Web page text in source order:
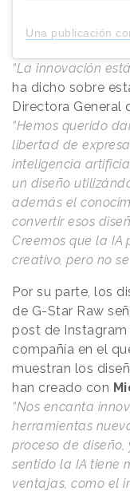
Una publicación
“La innovación
ha dicho sobre
Directora General
“Hemos querido
libertad de
inteligencia
un diseño
además el
convertir esos
Creemos que la IA
creativo, pero no
Por su parte, los
de G-Star Raw
post de Instagram
compañía en el
muestran los
han creado con
“Nos encanta
herramientas
proceso de diseño,
sentido la IA tiene
ventajas, como el